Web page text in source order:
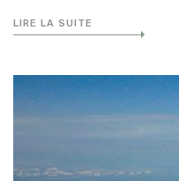
LIRE LA SUITE